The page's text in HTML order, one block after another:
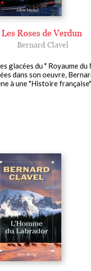
Les Roses de Verdun
Bernard Clavel
glacées du " Royaume du
dans son oeuvre,
à une "Histoire